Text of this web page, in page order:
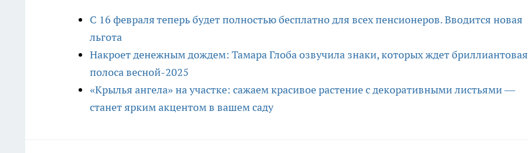
С 16 февраля теперь будет полностью бесплатно для всех пенсионеров. Вводится новая
льгота
Накроет денежным дождем: Тамара Глоба озвучила знаки, которых ждет бриллиантовая
полоса весной-2025
«Крылья ангела» на участке: сажаем красивое растение с декоративными листьями —
станет ярким акцентом в вашем саду